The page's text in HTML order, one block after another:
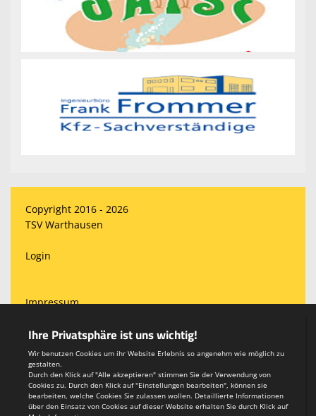
Copyright 2016 - 2026
TSV Warthausen
Login
Impressum
Teamsports 2
Dein Sportverein online